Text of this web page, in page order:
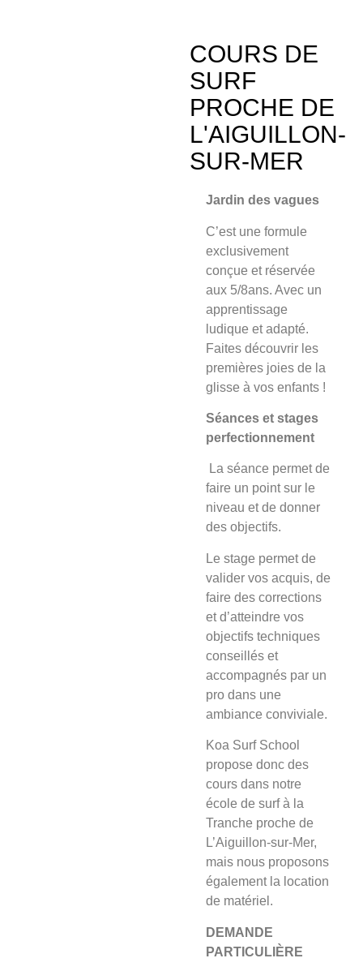
COURS DE
SURF
PROCHE DE
L'AIGUILLON-
SUR-MER
Jardin des vagues
C’est une formule
exclusivement
conçue et réservée
aux 5/8ans. Avec un
apprentissage
ludique et adapté.
Faites découvrir les
premières joies de la
glisse à vos enfants !
Séances et stages
perfectionnement
La séance permet de
faire un point sur le
niveau et de donner
des objectifs.
Le stage permet de
valider vos acquis, de
faire des corrections
et d’atteindre vos
objectifs techniques
conseillés et
accompagnés par un
pro dans une
ambiance conviviale.
Koa Surf School
propose donc des
cours dans notre
école de surf à la
Tranche proche de
L’Aiguillon-sur-Mer,
mais nous proposons
également la location
de matériel.
DEMANDE
PARTICULIÈRE